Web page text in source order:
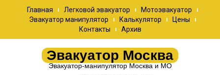
Главная Легковой эвакуатор
Мотоэвакуатор
Эвакуатор манипулятор
Калькулятор
Цены
Контакты
Архив
Эвакуатор Москва
Эвакуатор-манипулятор Москва и МО